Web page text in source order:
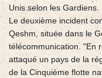
Unis selon les Gardiens.
Le deuxième incident
Qeshm, située dans le
télécommunication. "En
attaqué un pays de la
de la Cinquième flotte